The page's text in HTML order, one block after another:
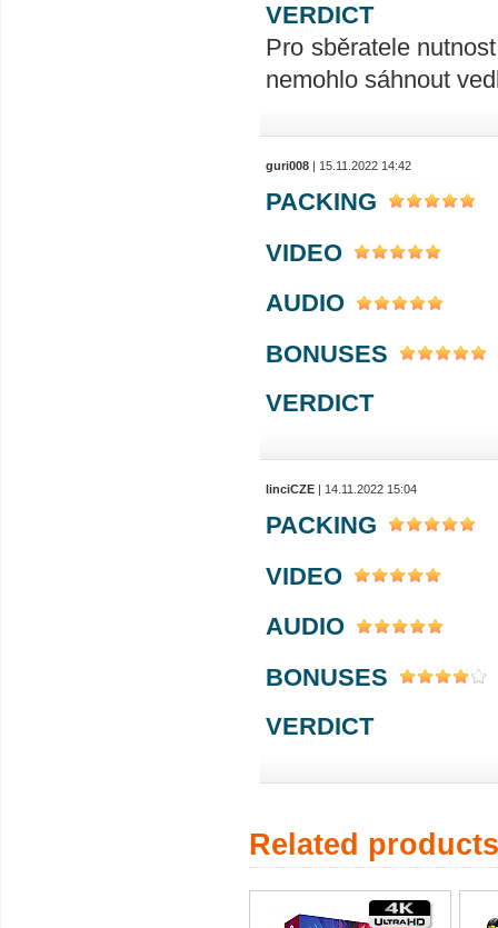
VERDICT
Pro sběratele
nemohlo sáhnout
guri008 | 15.11.2022 14:42
PACKING
VIDEO
AUDIO
BONUSES
VERDICT
linciCZE | 14.11.2022 15:04
PACKING
VIDEO
AUDIO
BONUSES
VERDICT
Related products